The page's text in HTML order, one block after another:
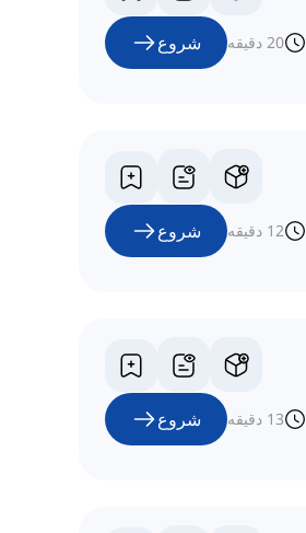
20 دقیقه شروع
12 دقیقه شروع
13 دقیقه شروع